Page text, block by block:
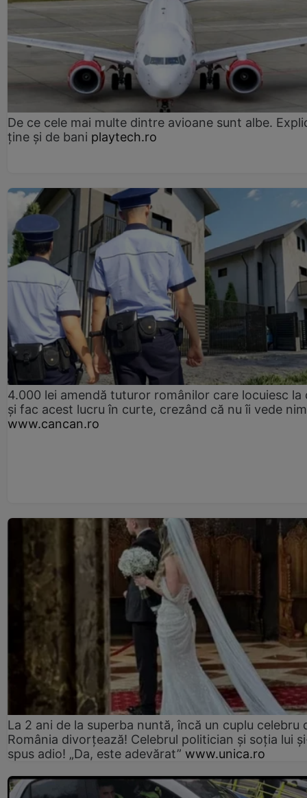
De ce cele mai multe dintre avioane sunt albe.
ține și de bani playtech.ro
4.000 lei amendă tuturor românilor care locuiesc la
și fac acest lucru în curte, crezând că nu îi vede
www.cancan.ro
La 2 ani de la superba nuntă, încă un cuplu celebru
România divorțează! Celebrul politician și soția lui
spus adio! „Da, este adevărat” www.unica.ro